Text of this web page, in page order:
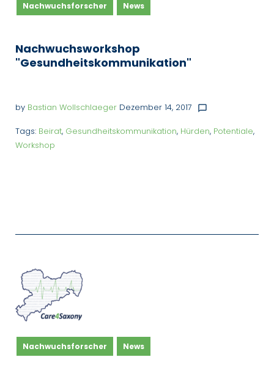
Nachwuchsforscher News
Nachwuchsworkshop
"Gesundheitskommunikation"
by Bastian Wollschlaeger Dezember 14, 2017 chat_bubble_outline
Tags: Beirat, Gesundheitskommunikation, Hürden, Potentiale,
Workshop
Nachwuchsforscher News